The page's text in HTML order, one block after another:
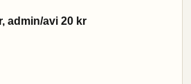
admin/avi 20 kr